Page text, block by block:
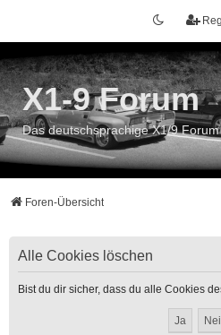
X1-9 Forum
Das deutschsprachige X1/9 Forum
Foren-Übersicht
Alle Cookies löschen
Bist du dir sicher, dass du alle Cookies